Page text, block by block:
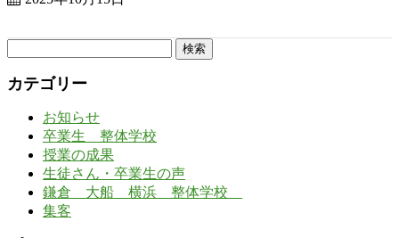
カテゴリー
お知らせ
卒業生 整体学校
授業の成果
生徒さん・卒業生の声
鎌倉 大船 横浜 整体学校
集客